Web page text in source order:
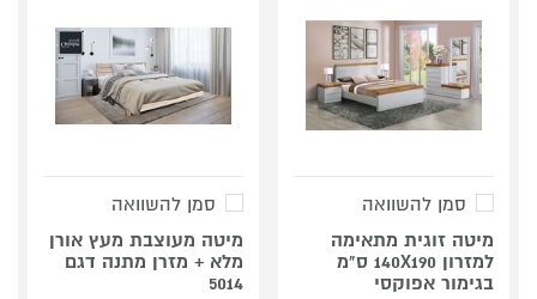
סמן להשוואה
מיטה זוגית מתאימה
למזרון 140X190 ס"מ
בגימור אפוקסי
סמן להשוואה
מיטה מעוצבת מעץ אורן
מלא + מזרן מתנה דגם
5014